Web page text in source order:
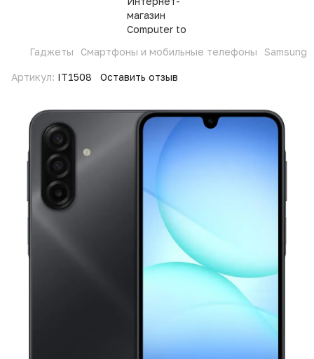
Гаджеты Смартфоны и мобильные телефоны Samsung
Артикул: IT1508 Оставить отзыв